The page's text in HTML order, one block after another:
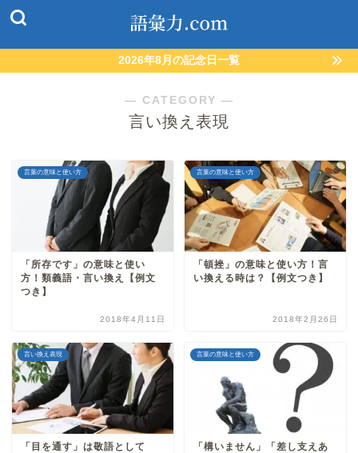
2026年8月の記念日一覧
― CATEGORY ―
言い換え表現
言葉の意味と使い方
「所存です」の意味と使い
方！類義語・言い換え【例文
つき】
2018年4月11日
言葉の意味と使い方
「頓挫」の意味と使い方！言
い換える時は？【例文つき】
2018年2月26日
言い換え表現
「目を通す」は敬語として
言葉の意味と使い方
「構いません」「差し支えあ